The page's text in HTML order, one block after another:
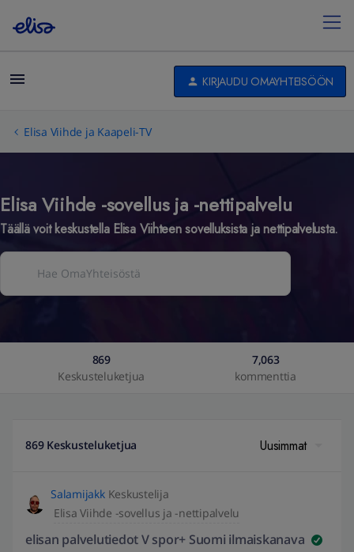
KIRJAUDU OMAYHTEISÖÖN
Elisa Viihde ja Kaapeli-TV
Elisa Viihde -sovellus ja -nettipalvelu
Täällä voit keskustella Elisa Viihteen sovelluksista ja nettipalvelusta.
869
Keskusteluketjua
7,063
kommenttia
869 Keskusteluketjua Uusimmat
Salamijakk Keskustelija
Elisa Viihde -sovellus ja -nettipalvelu
elisan palvelutiedot V spor+ Suomi ilmaiskanava